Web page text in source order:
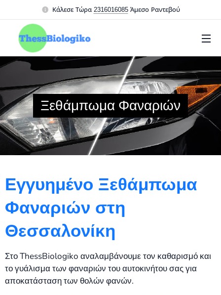
Κάλεσε Τώρα 2316016085Άμεσο Ραντεβού
Ξεθάμπωμα Φαναριών
Εγγυημένο Ξεθάμπωμα
Φαναριών στη
Θεσσαλονίκη
Στο ThessBiologiko αναλαμβάνουμε τον καθαρισμό και
το γυάλισμα των φαναριών του αυτοκινήτου σας για
αποκατάσταση των θολών φανών.